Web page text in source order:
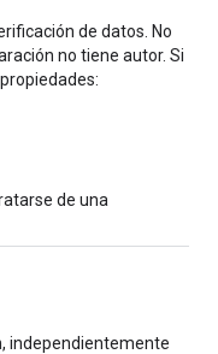
de datos. No
no tiene autor. Si
de una
independientemente